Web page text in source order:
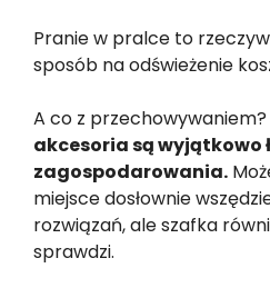
Pranie w pralce to
sposób na odświeżenie
A co z przechowywaniem?
akcesoria są wyjątkowo
zagospodarowania.
miejsce dosłownie
rozwiązań, ale szafka
sprawdzi.